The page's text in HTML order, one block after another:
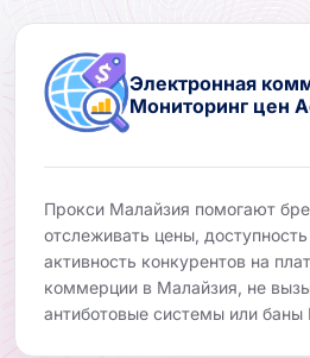
Электронная
Мониторинг цен
Прокси Малайзия помогают
отслеживать цены,
активность конкурентов на
коммерции в Малайзия, не
антиботовые системы или баны